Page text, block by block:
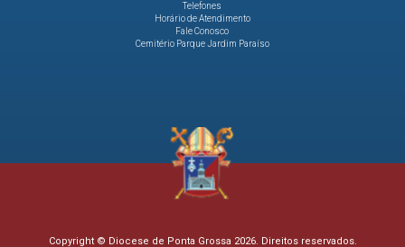
Telefones
Horário de Atendimento
Fale Conosco
Cemitério Parque Jardim Paraíso
Copyright © Diocese de Ponta Grossa 2026. Direitos reservados.